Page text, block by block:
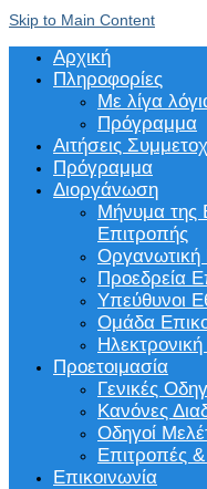
Skip to Main Content
Αρχική
Πληροφορίες
Με λίγα
Πρόγραμμα
Αιτήσεις
Πρόγραμμα
Διοργάνωση
Μήνυμα της
Επιτροπής
Οργανωτική
Προεδρεία
Υπεύθυνοι
Ομάδα
Προετοιμασία
Γενικές
Κανόνες
Οδηγοί
Επιτροπές
Επικοινωνία